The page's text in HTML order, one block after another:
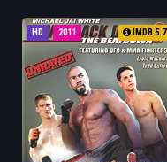
HD 2011 IMDB 5.7